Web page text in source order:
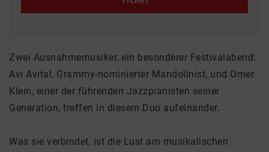
Zwei Ausnahmemusiker, ein besonderer Festivalabend:
Avi Avital, Grammy-nominierter Mandolinist, und Omer
Klein, einer der führenden Jazzpianisten seiner
Generation, treffen in diesem Duo aufeinander.
Was sie verbindet, ist die Lust am musikalischen